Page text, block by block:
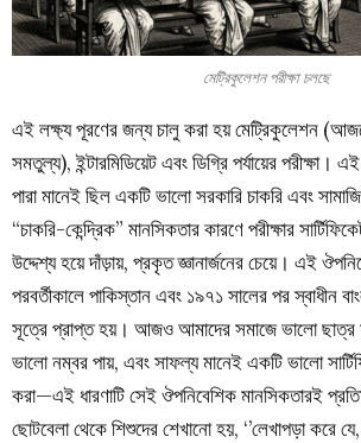
মেট্রিকুলেশন পরীক্ষা চলছে
এই লক্ষ্য পূরণের জন্য চালু করা হয় মেট্রিকুলেশন
সমতুল্য), ইন্টারমিডিয়েট এবং ডিগ্রি পর্যায়ের পরীক্ষা।
পারা মানেই ছিল একটি ভালো সরকারি চাকরি এবং
“চাকরি-কেন্দ্রিক” মানসিকতার কারণে পরীক্ষার
উদ্দেশ্য হয়ে দাঁড়ায়, প্রকৃত জ্ঞানার্জনের চেয়ে। এই
পরবর্তীকালে পাকিস্তান এবং ১৯৭১ সালের পর স্বাধীন
সূত্রে প্রাপ্ত হয়। আজও আমাদের সমাজে ভালো ছাত্র
ভালো নম্বর পায়, এবং সাফল্য মানেই একটি ভালো
করা—এই ধারণাটি সেই ঔপনিবেশিক মানসিকতারই
ছোটবেলা থেকে শিশুদের শেখানো হয়, ‘’লেখাপড়া করে